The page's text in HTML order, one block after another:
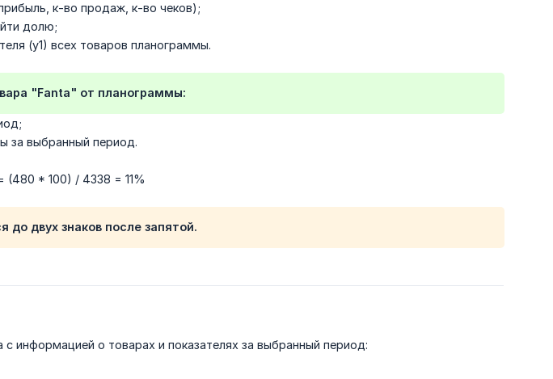
к-во продаж, к-во чеков);
долю;
(у1) всех товаров планограммы.
"Fanta" от планограммы:
за выбранный период.
(480 * 100) / 4338 = 11%
до двух знаков после запятой.
информацией о товарах и показателях за выбранный период: